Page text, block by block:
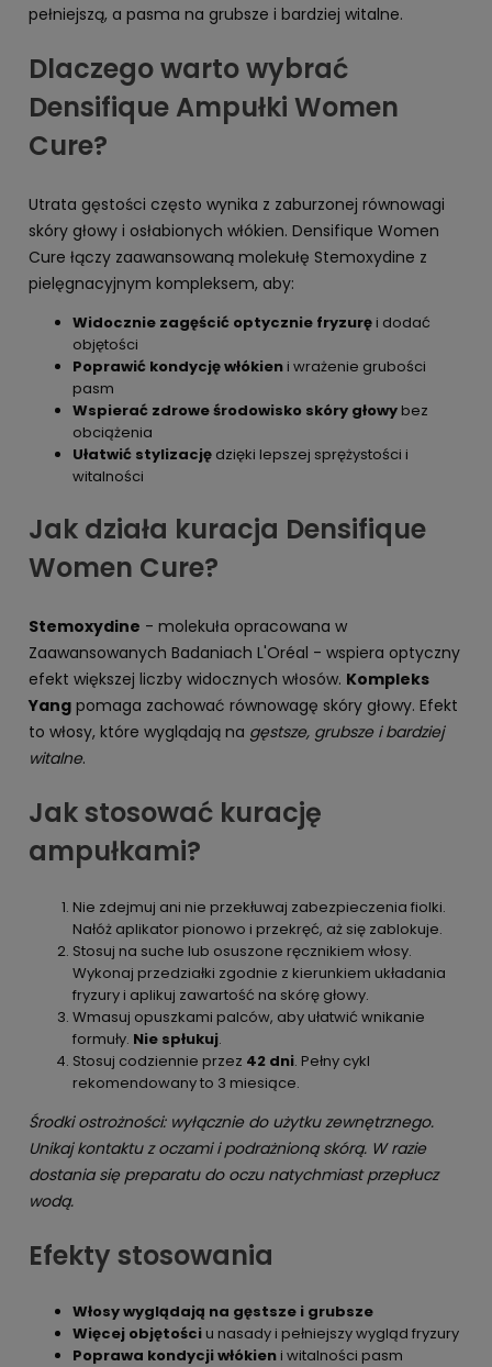
pełniejszą, a pasma na grubsze i bardziej witalne.
Dlaczego warto wybrać
Densifique Ampułki Women
Cure?
Utrata gęstości często wynika z zaburzonej równowagi
skóry głowy i osłabionych włókien. Densifique Women
Cure łączy zaawansowaną molekułę Stemoxydine z
pielęgnacyjnym kompleksem, aby:
Widocznie zagęścić optycznie fryzurę i dodać
objętości
Poprawić kondycję włókien i wrażenie grubości
pasm
Wspierać zdrowe środowisko skóry głowy bez
obciążenia
Ułatwić stylizację dzięki lepszej sprężystości i
witalności
Jak działa kuracja Densifique
Women Cure?
Stemoxydine - molekuła opracowana w
Zaawansowanych Badaniach L'Oréal - wspiera optyczny
efekt większej liczby widocznych włosów. Kompleks
Yang pomaga zachować równowagę skóry głowy. Efekt
to włosy, które wyglądają na gęstsze, grubsze i bardziej
witalne.
Jak stosować kurację
ampułkami?
Nie zdejmuj ani nie przekłuwaj zabezpieczenia fiolki.
Nałóż aplikator pionowo i przekręć, aż się zablokuje.
Stosuj na suche lub osuszone ręcznikiem włosy.
Wykonaj przedziałki zgodnie z kierunkiem układania
fryzury i aplikuj zawartość na skórę głowy.
Wmasuj opuszkami palców, aby ułatwić wnikanie
formuły. Nie spłukuj.
Stosuj codziennie przez 42 dni. Pełny cykl
rekomendowany to 3 miesiące.
Środki ostrożności: wyłącznie do użytku zewnętrznego.
Unikaj kontaktu z oczami i podrażnioną skórą. W razie
dostania się preparatu do oczu natychmiast przepłucz
wodą.
Efekty stosowania
Włosy wyglądają na gęstsze i grubsze
Więcej objętości u nasady i pełniejszy wygląd fryzury
Poprawa kondycji włókien i witalności pasm